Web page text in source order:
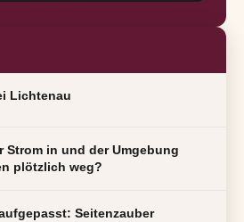
Lichtenau
Strom in und der Umgebung
plötzlich weg?
Seitenzauber